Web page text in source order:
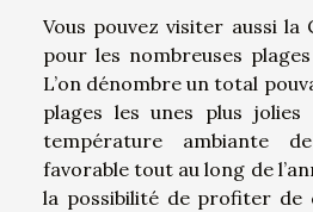
Vous pouvez visiter aussi la
pour les nombreuses
L’on dénombre un total
plages les unes plus
température ambiante
favorable tout au long de
la possibilité de profiter de